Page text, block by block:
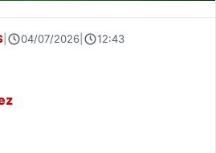
04/07/2026 12:43